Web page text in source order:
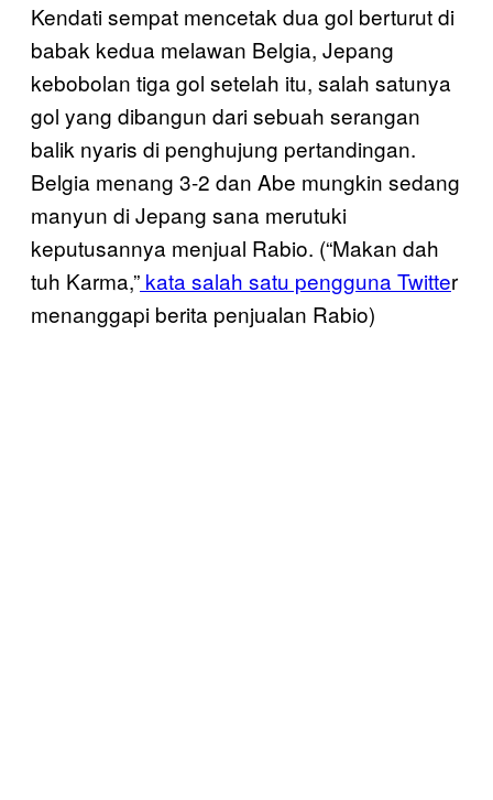
Kendati sempat mencetak dua gol berturut di
babak kedua melawan Belgia, Jepang
kebobolan tiga gol setelah itu, salah satunya
gol yang dibangun dari sebuah serangan
balik nyaris di penghujung pertandingan.
Belgia menang 3-2 dan Abe mungkin sedang
manyun di Jepang sana merutuki
keputusannya menjual Rabio. (“Makan dah
tuh Karma,” kata salah satu pengguna Twitter
menanggapi berita penjualan Rabio)